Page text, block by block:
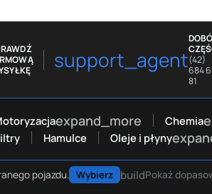
support_agent(42)
684
81
expand_more Chemia
Hamulce Oleje i płyny
pojazdu. Wybierz buildPokaż